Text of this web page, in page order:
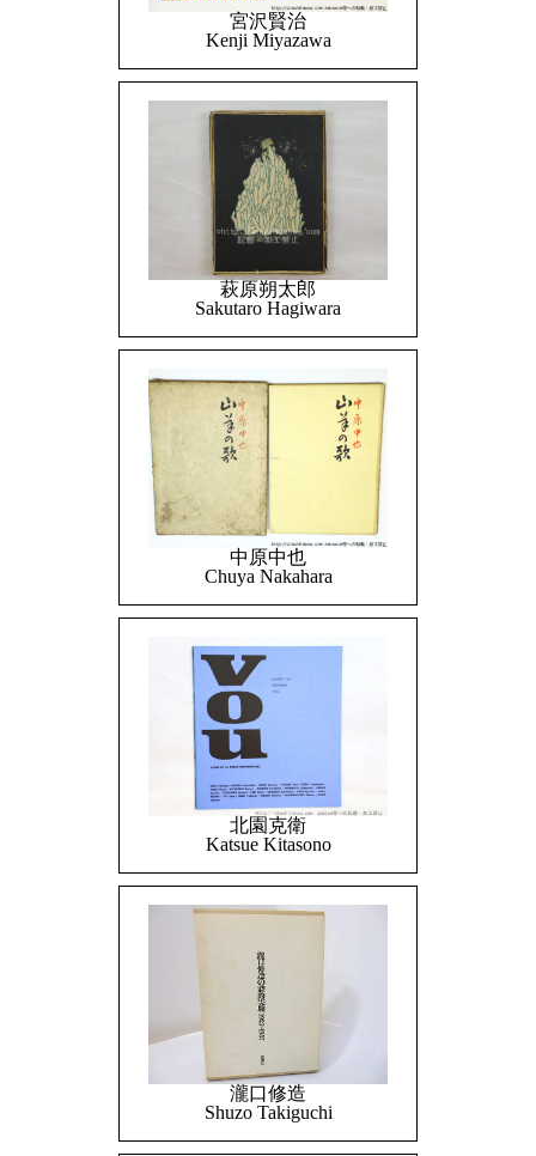
宮沢賢治
Kenji Miyazawa
萩原朔太郎
Sakutaro Hagiwara
中原中也
Chuya Nakahara
北園克衛
Katsue Kitasono
瀧口修造
Shuzo Takiguchi